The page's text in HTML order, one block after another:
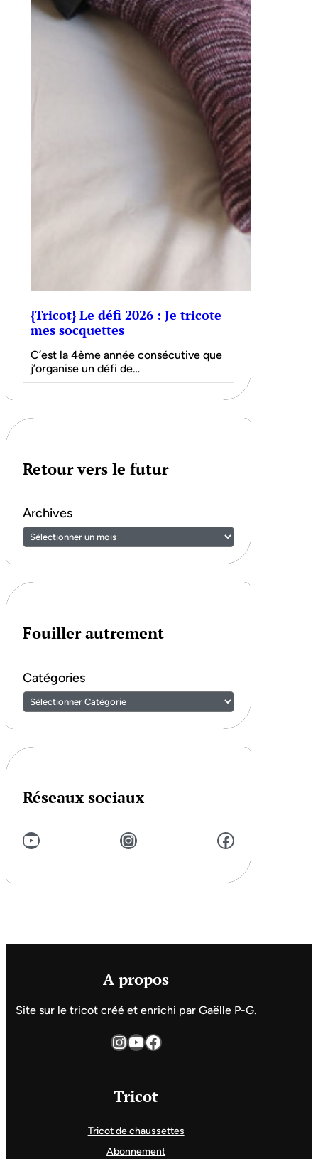
{Tricot} Le défi 2026 : Je tricote
mes socquettes
C’est la 4ème année consécutive que
j’organise un défi de…
Retour vers le futur
Archives
Fouiller autrement
Catégories
Réseaux sociaux
YouTube Instagram Facebook
A propos
Site sur le tricot créé et enrichi par Gaëlle P-G.
InstagramYouTube Facebook
Tricot
Tricot de chaussettes
Abonnement